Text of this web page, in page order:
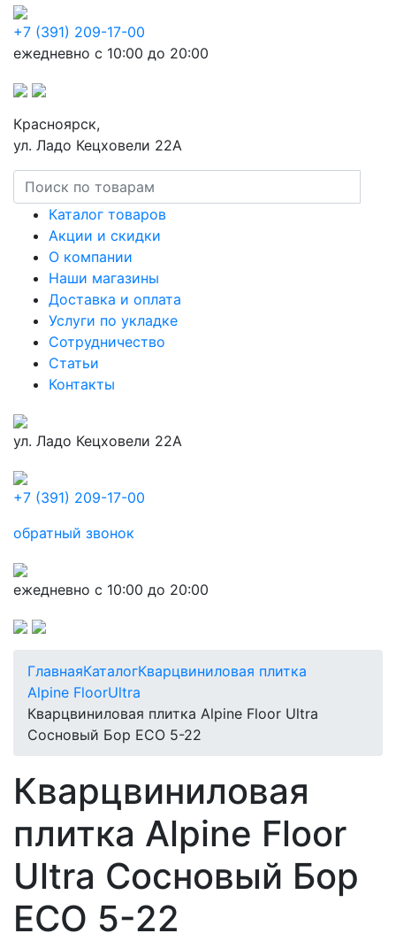
+7 (391) 209-17-00
ежедневно с 10:00 до 20:00
Красноярск,
ул. Ладо Кецховели 22А
Каталог товаров
Акции и скидки
О компании
Наши магазины
Доставка и оплата
Услуги по укладке
Сотрудничество
Статьи
Контакты
ул. Ладо Кецховели 22А
+7 (391) 209-17-00
обратный звонок
ежедневно с 10:00 до 20:00
ГлавнаяКаталогКварцвиниловая плитка
Alpine FloorUltra
Кварцвиниловая плитка Alpine Floor Ultra
Сосновый Бор ECO 5-22
Кварцвиниловая
плитка Alpine Floor
Ultra Сосновый Бор
ECO 5-22